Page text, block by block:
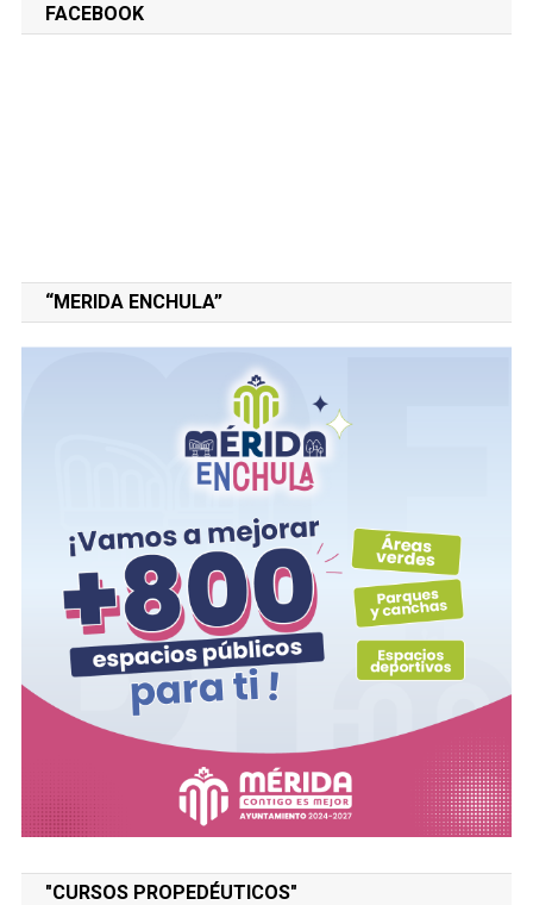
FACEBOOK
“MERIDA ENCHULA”
"CURSOS PROPEDÉUTICOS"